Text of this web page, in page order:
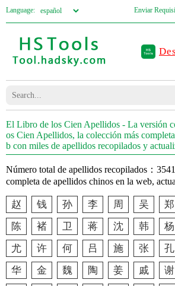
Language: Enviar
El Libro de los Cien Apellidos - La versión
os Cien Apellidos, la colección más
b con miles de apellidos recopilados y
Número total de apellidos recopilados：
completa de apellidos chinos en la web,
赵 钱 孙 李 周 吴 郑
陈
褚 卫 蒋 沈 韩 杨
尤
许 何 吕 施 张 孔
华
金 魏 陶 姜 戚 谢